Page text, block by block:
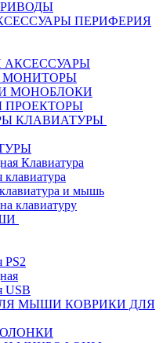
ПЕРИФЕРИЯ
АКСЕССУАРЫ
МОНИТОРЫ
МОНОБЛОКИ
ПРОЕКТОРЫ
КЛАВИАТУРЫ
Клавиатура
и мышь
клавиатуру
PS2
USB
КОВРИКИ ДЛЯ